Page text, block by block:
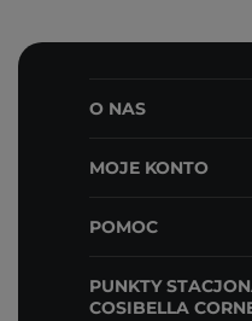
O NAS
MOJE KONTO
POMOC
PUNKTY
COSIBELLA